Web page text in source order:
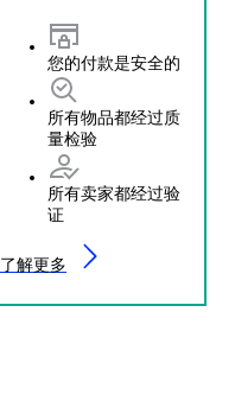
您的付款是安全的
所有物品都经过质
量检验
所有卖家都经过验
证
了解更多